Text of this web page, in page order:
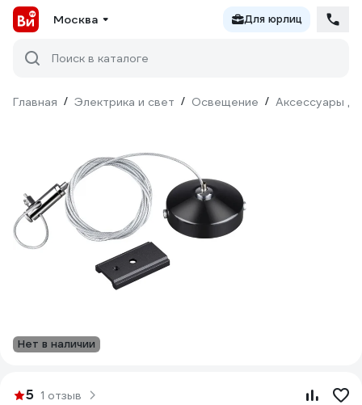
Москва Для юрлиц
Поиск в каталоге
Главная / Электрика и свет / Освещение / Аксессуары
Нет в наличии
5 1 отзыв